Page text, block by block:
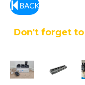
BACK
Don't forget